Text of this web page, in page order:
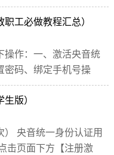
码、绑定手机号操作。
博新生请...[详细]
工必做教程汇总）
操作：一、激活央音统
密码、绑定手机号操
硕升博新生、教职工切
功能）成...
版）
央音统一身份认证用
击页面下方【注册激